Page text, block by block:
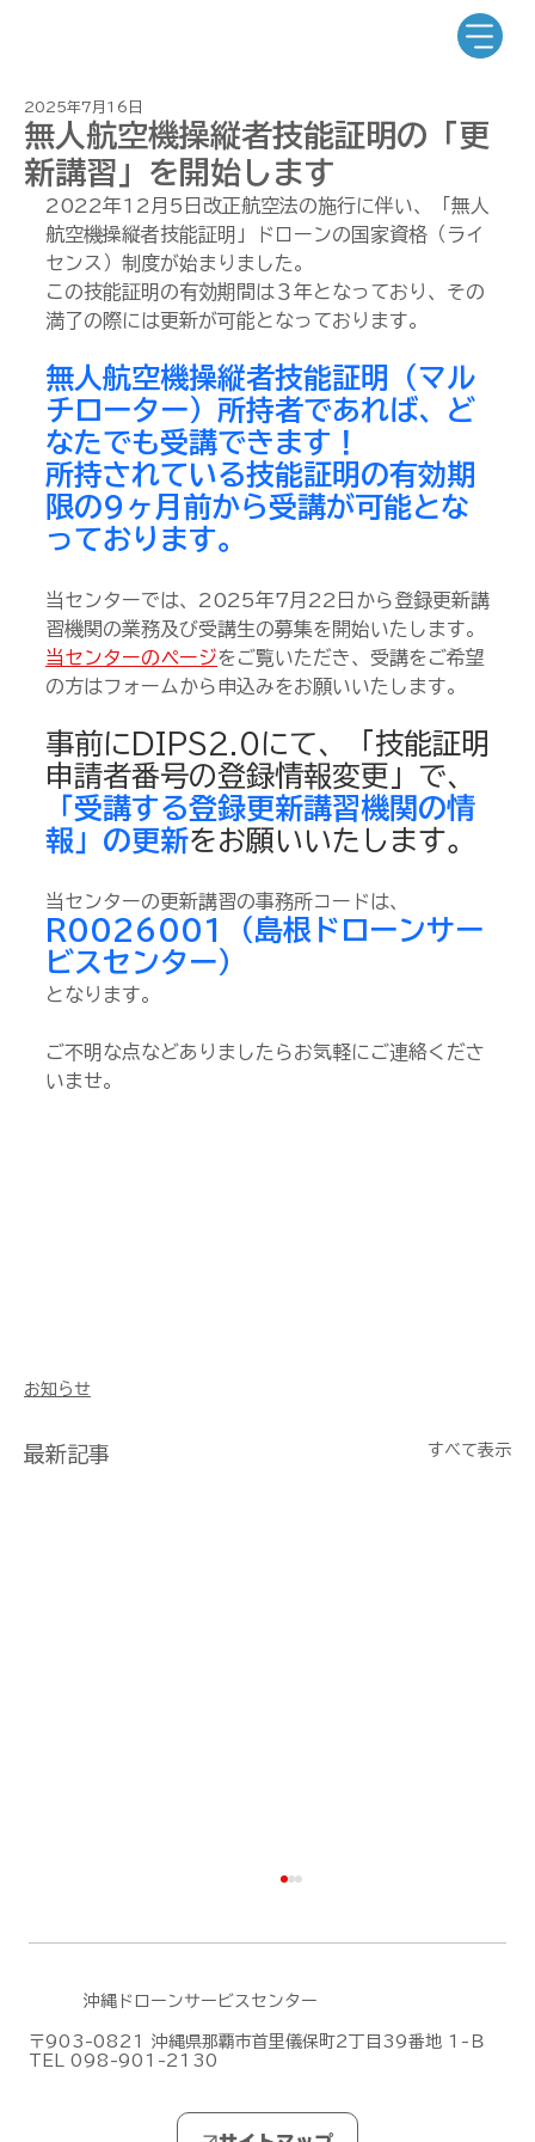
無人航空機操縦者技能証明の「更
新講習」を開始します
2025年7月16日
2022年12月5日改正航空法の施行に伴い、「無人
航空機操縦者技能証明」ドローンの国家資格（ライ
センス）制度が始まりました。
この技能証明の有効期間は３年となっており、その
満了の際には更新が可能となっております。
無人航空機操縦者技能証明（マル
チローター）所持者であれば、ど
なたでも受講できます！
所持されている技能証明の有効期
限の9ヶ月前から受講が可能とな
っております。
当センターでは、2025年7月22日から登録更新講
習機関の業務及び受講生の募集を開始いたします。
当センターのページをご覧いただき、受講をご希望
の方はフォームから申込みをお願いいたします。
事前にDIPS2.0にて、「技能証明
申請者番号の登録情報変更」で、
「受講する登録更新講習機関の情
報」の更新をお願いいたします。
当センターの更新講習の事務所コードは、
R0026001（島根ドローンサー
ビスセンター）
となります。
ご不明な点などありましたらお気軽にご連絡くださ
いませ。
お知らせ
最新記事 すべて表示
沖縄ドローンサービスセンター
〒903-0821 沖縄県那覇市首里儀保町2丁目39番地 1-Ｂ
TEL 098-901-2130